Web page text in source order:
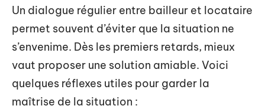
Un dialogue régulier entre bailleur et locataire
permet souvent d’éviter que la situation ne
s’envenime. Dès les premiers retards, mieux
vaut proposer une solution amiable. Voici
quelques réflexes utiles pour garder la
maîtrise de la situation :